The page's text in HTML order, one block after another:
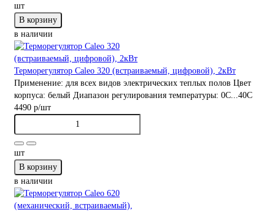
шт
В корзину
в наличии
Терморегулятор Caleo 320 (встраиваемый, цифровой), 2кВт
Применение: для всех видов электрических теплых полов Цвет
корпуса: белый Диапазон регулирования температуры: 0С...40С
4490 р/шт
шт
В корзину
в наличии